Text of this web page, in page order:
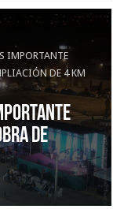
IMPORTANTE
DE 4 KM
DE